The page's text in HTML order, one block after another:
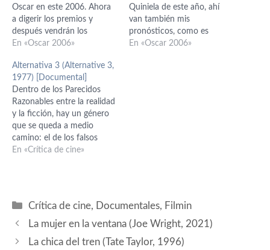
Oscar en este 2006. Ahora
a digerir los premios y
después vendrán los
comentarios. Película:Crash
Schulman Director: Ang Lee
por Brokeback Mountain
Actor: Philip Seymour
Hoffman por Capote Actriz:
Reese Witherspoon por
Walk the Line…
En «Oscar 2006»
Quiniela de este año, ahí
van también mis
pronósticos, como es
preceptivo, en 2 formatos
En «Oscar 2006»
Alternativa 3 (Alternative 3,
1977) [Documental]
Dentro de los Parecidos
Razonables entre la realidad
y la ficción, hay un género
que se queda a medio
camino: el de los falsos
documentales. Si el mes
hoy traemos este que en
su…
En «Crítica de cine»
Categorías
Crítica de cine, Documentales, Filmin
La mujer en la ventana (Joe Wright, 2021)
La chica del tren (Tate Taylor, 1996)